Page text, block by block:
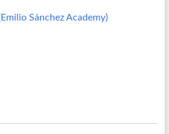
Sánchez Academy)